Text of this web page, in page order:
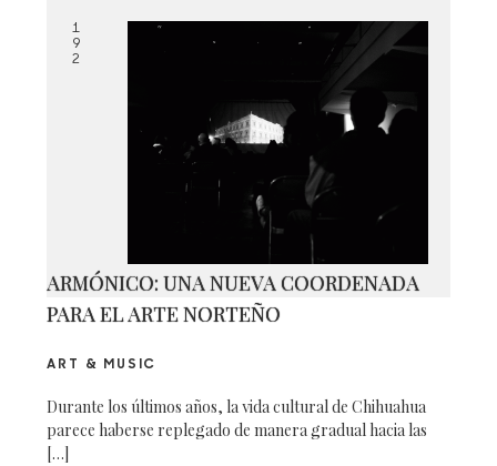
1
9
2
ARMÓNICO: UNA NUEVA COORDENADA
PARA EL ARTE NORTEÑO
ART & MUSIC
Durante los últimos años, la vida cultural de Chihuahua
parece haberse replegado de manera gradual hacia las
[…]